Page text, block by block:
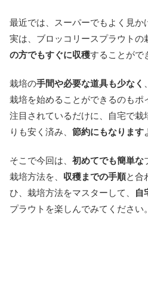
最近では、スーパーでもよく見か
実は、ブロッコリースプラウトの
の方でもすぐに収穫することがで
栽培の手間や必要な道具も少なく
栽培を始めることができるのもポ
注目されているだけに、自宅で栽
りも安く済み、 節約にもなります
そこで今回は、 初めてでも簡単な
栽培方法を、 収穫までの手順と合
ひ、栽培方法をマスターして、
自
プラウトを楽しんでみてください。